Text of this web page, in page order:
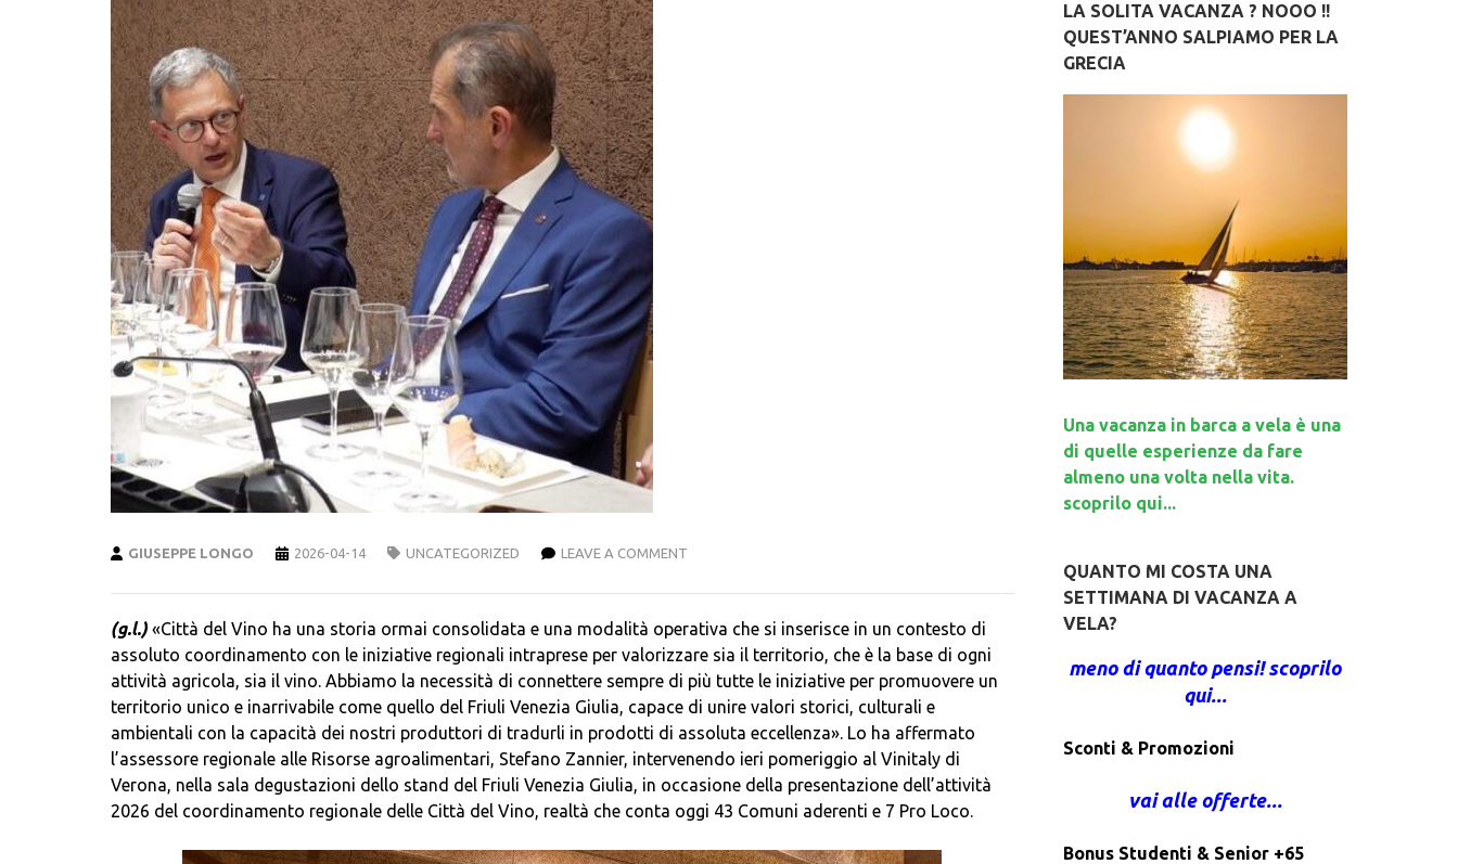
GIUSEPPE LONGO 2026-04-14 UNCATEGORIZED LEAVE A COMMENT
(g.l.) «Città del Vino ha una storia ormai consolidata e una modalità operativa che si inserisce in un contesto di
assoluto coordinamento con le iniziative regionali intraprese per valorizzare sia il territorio, che è la base di ogni
attività agricola, sia il vino. Abbiamo la necessità di connettere sempre di più tutte le iniziative per promuovere un
territorio unico e inarrivabile come quello del Friuli Venezia Giulia, capace di unire valori storici, culturali e
ambientali con la capacità dei nostri produttori di tradurli in prodotti di assoluta eccellenza». Lo ha affermato
l’assessore regionale alle Risorse agroalimentari, Stefano Zannier, intervenendo ieri pomeriggio al Vinitaly di
Verona, nella sala degustazioni dello stand del Friuli Venezia Giulia, in occasione della presentazione dell’attività
2026 del coordinamento regionale delle Città del Vino, realtà che conta oggi 43 Comuni aderenti e 7 Pro Loco.
LA SOLITA VACANZA ? NOOO !!
QUEST’ANNO SALPIAMO PER LA
GRECIA
Una vacanza in barca a vela è una
di quelle esperienze da fare
almeno una volta nella vita.
scoprilo qui...
QUANTO MI COSTA UNA
SETTIMANA DI VACANZA A
VELA?
meno di quanto pensi! scoprilo
qui...
Sconti & Promozioni
vai alle offerte...
Bonus Studenti & Senior +65